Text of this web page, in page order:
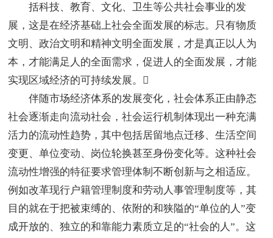
括科技、教育、文化、卫生等公共社会事业的发
展，这是在经济基础上社会全面发展的标志。只有物质
文明、政治文明和精神文明全面发展，才是真正以人为
本，才能满足人的全面需求，促进人的全面发展，才能
实现区域经济的可持续发展。
伴随市场经济体系的发展变化，社会体系正由静态
社会逐渐走向流动社会，社会运行机制体现出一种充满
活力的流动性趋势，其中包括居留地点迁移、生活空间
变更、单位变动、岗位轮换甚至身份变化等。这种社会
流动性增强的特征要求管理体制不断创新与之相适应。
例如改革现行户籍管理制度和劳动人事管理制度等，其
目的就在于把被束缚的、依附的和狭隘的“单位的人”变
成开放的、独立的和靠能力素质立足的“社会的人”。这